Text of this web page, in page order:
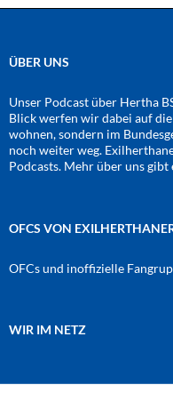
ÜBER UNS
Unser Podcast über Hertha
Blick werfen wir dabei auf
wohnen, sondern im
noch weiter weg.
Podcasts. Mehr über uns gibt
OFCS VON
OFCs und inoffizielle
WIR IM NETZ